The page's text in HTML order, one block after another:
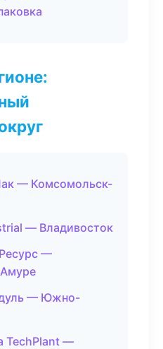
— Комсомольск-
— Владивосток
—
— Южно-
TechPlant —